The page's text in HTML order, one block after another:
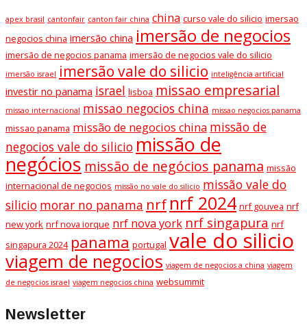
apex brasil cantonfair canton fair china china curso vale do silicio imersao
negocios china imersão china imersão de negocios
imersão de negocios panama imersão de negocios vale do silicio
imersão israel imersão vale do silicio inteligência artificial
investir no panama israel lisboa missao empresarial
missao internacional missao negocios china missao negocios panama
missao panama missão de negocios china missão de
negocios vale do silicio missão de
negócios missão de negócios panama missão
internacional de negocios missão no vale do silicio missão vale do
silicio morar no panama nrf nrf 2024 nrf gouvea nrf
new york nrf nova iorque nrf nova york nrf singapura nrf
singapura 2024 panama portugal vale do silicio
viagem de negocios viagem de negocios a china viagem
de negocios israel viagem negocios china websummit
Newsletter